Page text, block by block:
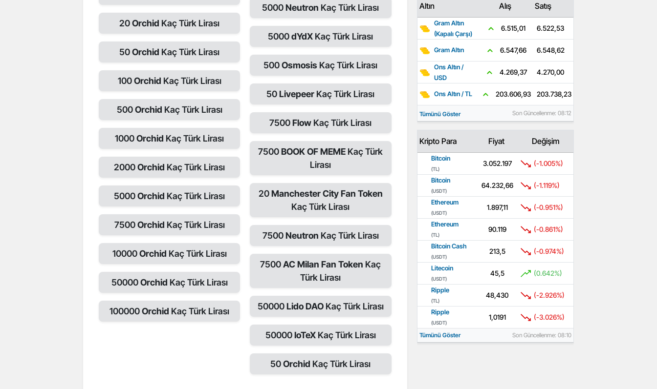
20Orchid Kaç Türk Lirası
50Orchid Kaç Türk Lirası
100Orchid Kaç Türk Lirası
500Orchid Kaç Türk Lirası
1000Orchid Kaç Türk Lirası
2000Orchid Kaç Türk Lirası
5000Orchid Kaç Türk Lirası
7500Orchid Kaç Türk Lirası
10000Orchid Kaç Türk Lirası
50000Orchid Kaç Türk Lirası
100000Orchid Kaç Türk Lirası
5000Neutron Kaç Türk Lirası
5000dYdX Kaç Türk Lirası
500Osmosis Kaç Türk Lirası
50Livepeer Kaç Türk Lirası
7500Flow Kaç Türk Lirası
7500BOOK OF MEME Kaç Türk
Lirası
20Manchester City Fan Token
Kaç Türk Lirası
7500Neutron Kaç Türk Lirası
7500AC Milan Fan Token Kaç
Türk Lirası
50000Lido DAO Kaç Türk Lirası
50000IoTeX Kaç Türk Lirası
50Orchid Kaç Türk Lirası
Altın Alış Satış
Gram Altın
(Kapalı Çarşı)
6.515,01 6.522,53
Gram Altın 6.547,66 6.548,62
Ons Altın /
USD
4.269,37 4.270,00
Ons Altın / TL 203.606,93 203.738,23
Tümünü Göster Son Güncellenme: 08:12
Kripto Para Fiyat Değişim
Bitcoin
(TL)
3.052.197 (-1.005%)
Bitcoin
(USDT)
64.232,66 (-1.119%)
Ethereum
(USDT)
1.897,11 (-0.951%)
Ethereum
(TL)
90.119 (-0.861%)
Bitcoin Cash
(USDT)
213,5 (-0.974%)
Litecoin
(USDT)
45,5 (0.642%)
Ripple
(TL)
48,430 (-2.926%)
Ripple
(USDT)
1,0191 (-3.026%)
Tümünü Göster Son Güncellenme: 08:10